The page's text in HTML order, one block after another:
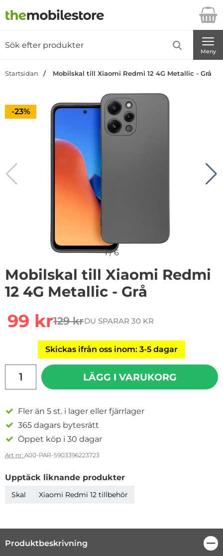
Startsidan för Danira Telecom AB
Meny
Startsidan Mobilskal till Xiaomi Redmi 12 4G Metallic - Grå
Priset är nedsatt med
-23%
1/6
Mobilskal till Xiaomi Redmi
12 4G Metallic - Grå
rea pris
99 krtidigare pris
129 krDU SPARAR 30 KR
Skickas ifrån oss inom: 3-5 dagar
LÄGG I VARUKORG
Fler än 5 st. i lager eller fjärrlager
365 dagars bytesrätt
Öppet köp i 30 dagar
Art nr: A00-PAR-5903396223723
Upptäck liknande produkter
Skal Xiaomi Redmi 12 tillbehör
Produktbeskrivning